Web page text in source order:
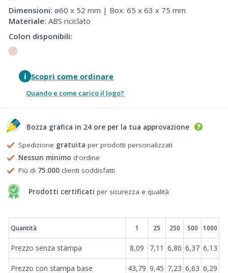
Dimensioni: ø60 x 52 mm | Box: 65 x 63 x 75 mm
Materiale: ABS riciclato
Colori disponibili:
i Scopri come ordinare
Quando e come carico il logo?
Bozza grafica in 24 ore per la tua approvazione
Spedizione gratuita per prodotti personalizzati
Nessun minimo d'ordine
Più di 75.000 clienti soddisfatti
Prodotti certificati per sicurezza e qualità
Prezzi
Quantità 1 25 250 500 1000
Prezzo senza stampa 8,09 7,11 6,86 6,37 6,13
Prezzo con stampa base 43,79 9,45 7,23 6,63 6,29